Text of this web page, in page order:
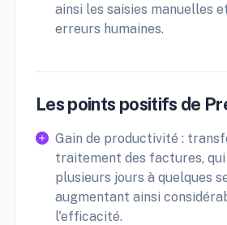
ainsi les saisies manuelles
erreurs humaines.
Les points positifs de
Gain de productivité :
traitement des factures, qui
plusieurs jours à quelques
augmentant ainsi
l'efficacité.